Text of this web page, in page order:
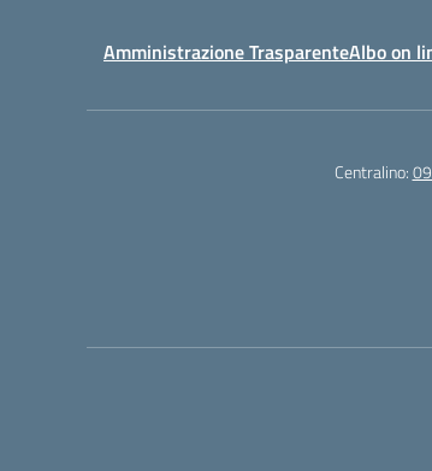
Amministrazione TrasparenteAlbo on
Centralino: